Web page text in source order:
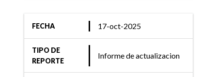
FECHA 17-oct-2025
TIPO DE
REPORTE
Informe de actualizacion